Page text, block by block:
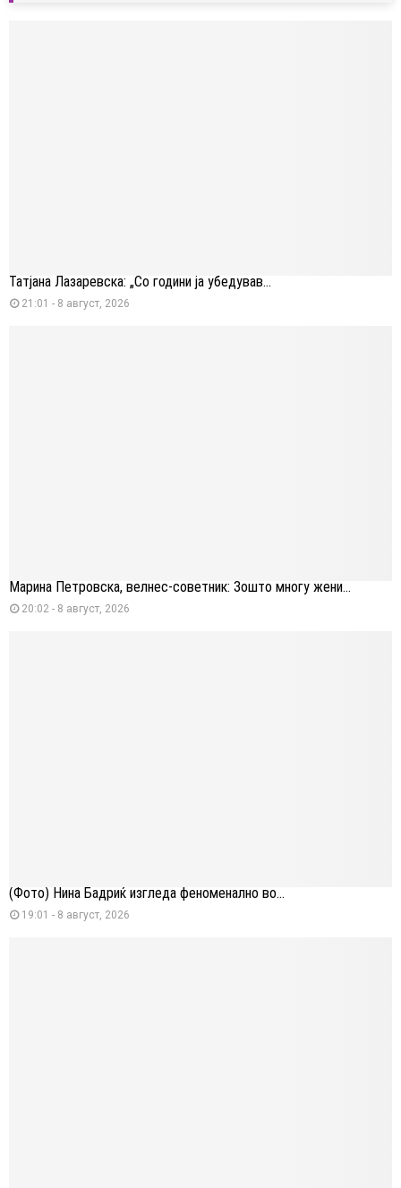
Татјана Лазаревска: „Со години ја убедував...
21:01 - 8 август, 2026
Марина Петровска, велнес-советник: Зошто многу жени...
20:02 - 8 август, 2026
(Фото) Нина Бадриќ изгледа феноменално во...
19:01 - 8 август, 2026